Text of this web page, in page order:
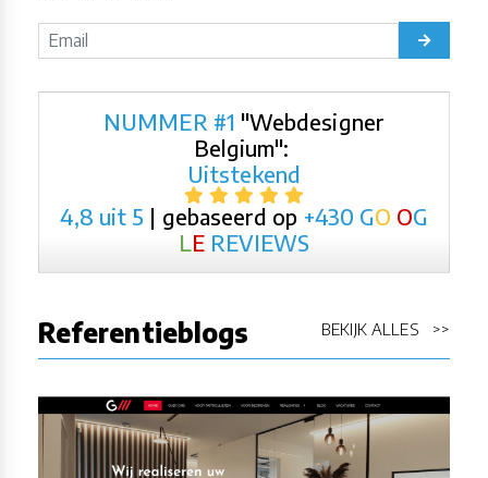
NUMMER #1 "Webdesigner
Belgium":
Uitstekend
4,8 uit 5 | gebaseerd op +430 GO OG
LE REVIEWS
Referentieblogs BEKIJK ALLES >>